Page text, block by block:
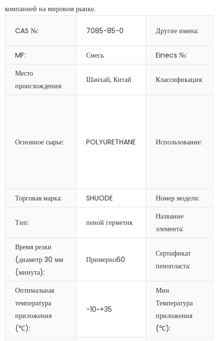
компанией на мировом рынке.
CAS №: 7085-85-0 Другие имена:
MF: Смесь
Einecs №:
Место
происхождения:
Шанхай, Китай Классификация:
Основное сырье: POLYURETHANE Использование:
Торговая марка: SHUODE Номер модели:
Тип: пеной герметик
Название
элемента:
Время резки
(диаметр 30 мм
(минута):
Примерно60
Сертификат
пенопласта:
Оптимальная
температура
приложения
(℃):
-10~+35
Мин
Температура
приложения
(℃):